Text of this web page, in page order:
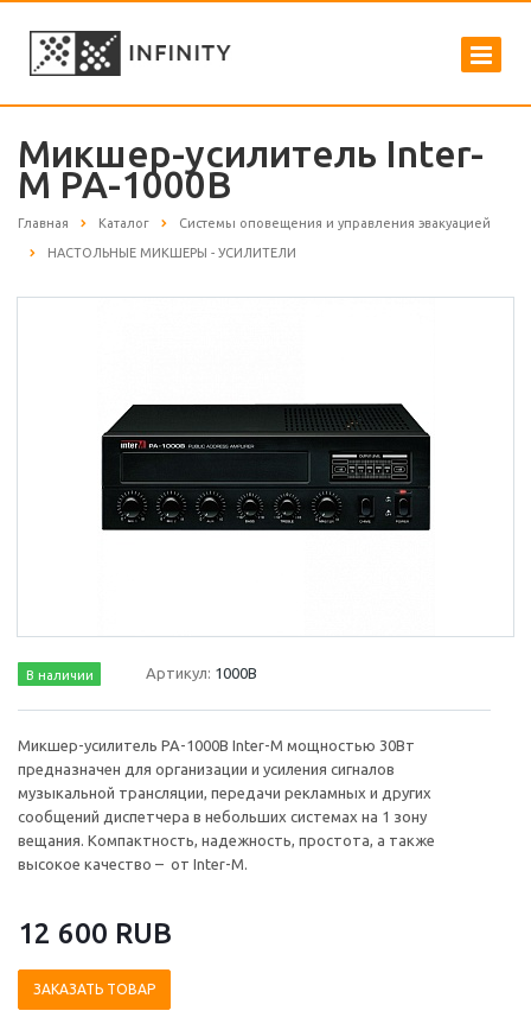
Микшер-усилитель Inter-
M PA-1000B
Главная Каталог Системы оповещения и управления эвакуацией
НАСТОЛЬНЫЕ МИКШЕРЫ - УСИЛИТЕЛИ
В наличии Артикул: 1000В
Микшер-усилитель PA-1000B Inter-M мощностью 30Вт
предназначен для организации и усиления сигналов
музыкальной трансляции, передачи рекламных и других
сообщений диспетчера в небольших системах на 1 зону
вещания. Компактность, надежность, простота, а также
высокое качество – от Inter-M.
12 600 RUB
ЗАКАЗАТЬ ТОВАР